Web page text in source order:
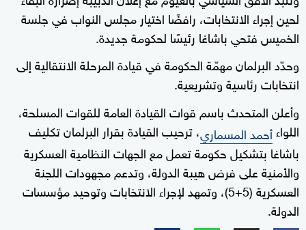
لحين إجراء الانتخابات، رافضًا اختيار مجلس النواب في جلسة
الخميس فتحي باشاغا رئيسًا لحكومة جديدة.
وحدّد البرلمان مهمّة الحكومة في قيادة المرحلة الانتقالية إلى
انتخابات رئاسية وتشريعية.
وأعلن المتحدث باسم قوات القيادة العامة للقوات المسلحة،
اللواءأحمد المسماري، ترحيب القيادة بقرار البرلمان تكليف
باشاغا بتشكيل حكومة تعمل مع الجهات النظامية العسكرية
والأمنية على فرض هيبة الدولة، وتدعم مجهودات اللجنة
العسكرية (5+5)، وتمهد لإجراء الانتخابات وتوحيد مؤسسات
الدولة.